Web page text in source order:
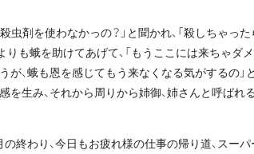
殺虫剤を使わなかっの？」と聞かれ、「殺しちゃ
りも蛾を助けてあげて、「もうここには来ちゃダ
が、蛾も恩を感じてもう来なくなる気がするの」
を生み、それから周りから姉御、姉さんと呼ば
の終わり、今日もお疲れ様の仕事の帰り道、スー